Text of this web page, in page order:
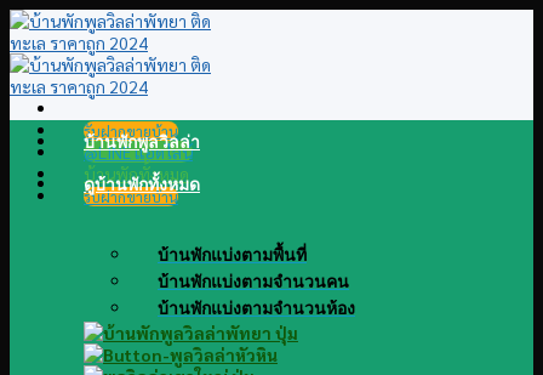
Skip
to
content
รับฝากขายบ้าน
@LINE แอดไลน์
บ้านพักทั้งหมด
รับฝากขายบ้าน
บ้านพักพูลวิลล่า
ดูบ้านพักทั้งหมด
บ้านพักแบ่งตามพื้นที่
บ้านพักแบ่งตามจำนวนคน
บ้านพักแบ่งตามจำนวนห้อง